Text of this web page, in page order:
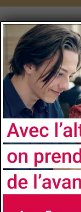
Université
Avignon
Faculté/
Institut
Site de la
Brochure de la
Responsable
QUIDU Pascal